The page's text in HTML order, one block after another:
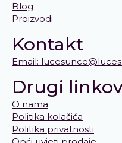
Blog
Proizvodi
Kontakt
Email:
Drugi
O nama
Politika kolačića
Politika privatnosti